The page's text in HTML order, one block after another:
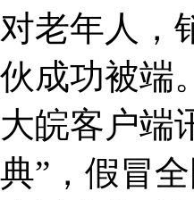
对老年人，
伙成功被端
大皖客户端
典”，假冒